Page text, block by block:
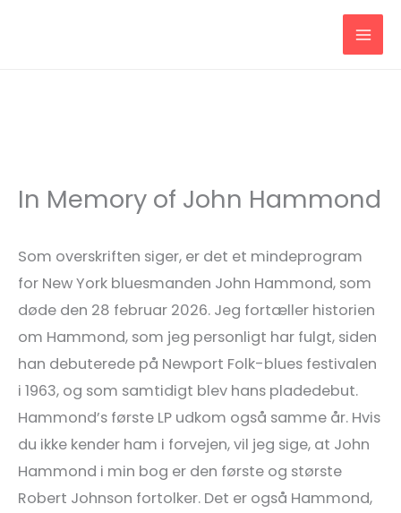
In Memory of John Hammond
Som overskriften siger, er det et mindeprogram
for New York bluesmanden John Hammond, som
døde den 28 februar 2026. Jeg fortæller historien
om Hammond, som jeg personligt har fulgt, siden
han debuterede på Newport Folk-blues festivalen
i 1963, og som samtidigt blev hans pladedebut.
Hammond’s første LP udkom også samme år. Hvis
du ikke kender ham i forvejen, vil jeg sige, at John
Hammond i min bog er den første og største
Robert Johnson fortolker. Det er også Hammond,